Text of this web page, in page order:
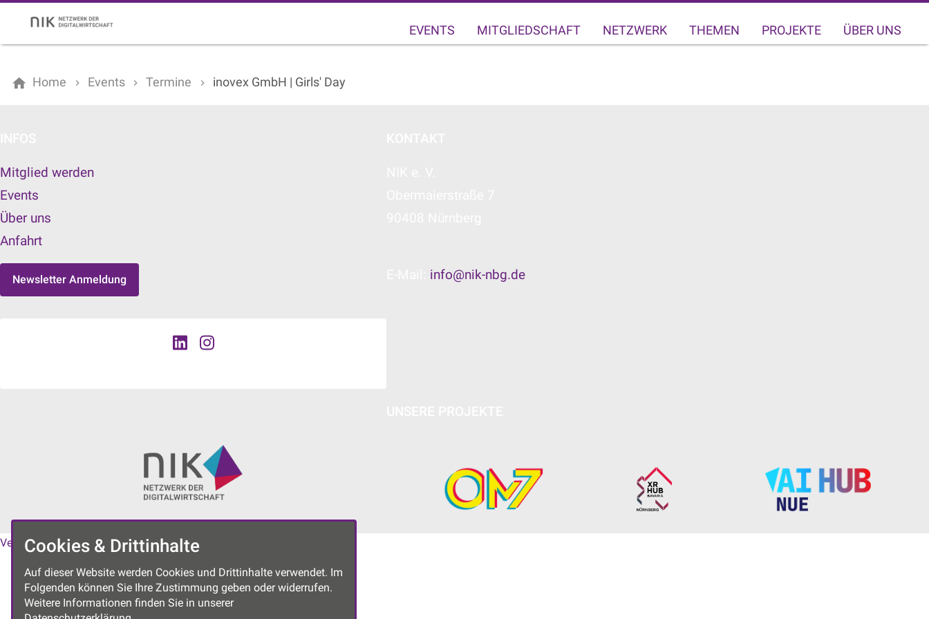
EVENTS MITGLIEDSCHAFT NETZWERK THEMEN PROJEKTE ÜBER UNS
Home Events Termine inovex GmbH | Girls' Day
Mitglied werden
Events
Über uns
Anfahrt
Newsletter Anmeldung info@nik-nbg.de
Vereinssatzung|Datenschutzerklärung|
Cookies & Drittinhalte
Auf dieser Website werden Cookies und Drittinhalte verwendet. Im
Folgenden können Sie Ihre Zustimmung geben oder widerrufen.
Weitere Informationen finden Sie in unserer